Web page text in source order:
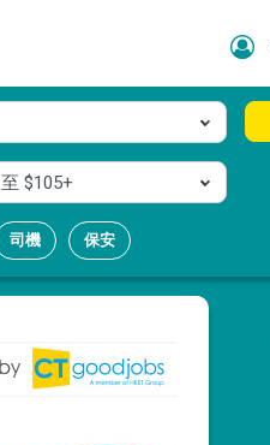
至 $105+
司機 保安